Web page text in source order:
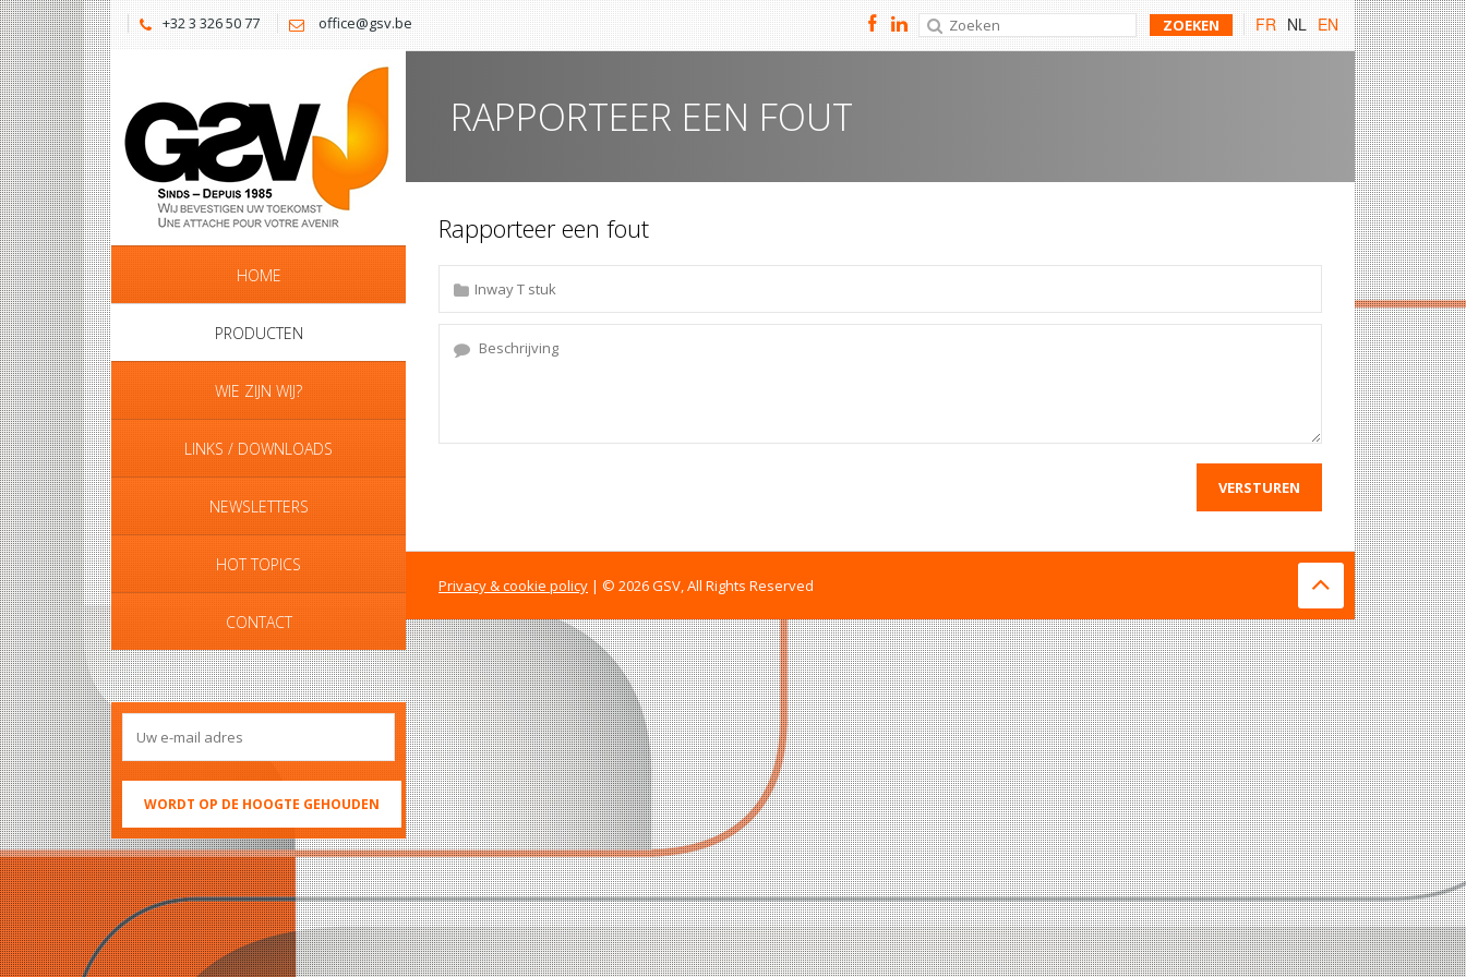
+32 3 326 50 77 office@gsv.be FR NL EN
HOME
PRODUCTEN
WIE ZIJN WIJ?
LINKS / DOWNLOADS
NEWSLETTERS
HOT TOPICS
CONTACT
RAPPORTEER EEN FOUT
Rapporteer een fout
VERSTUREN
Privacy & cookie policy | © 2026 GSV, All Rights Reserved